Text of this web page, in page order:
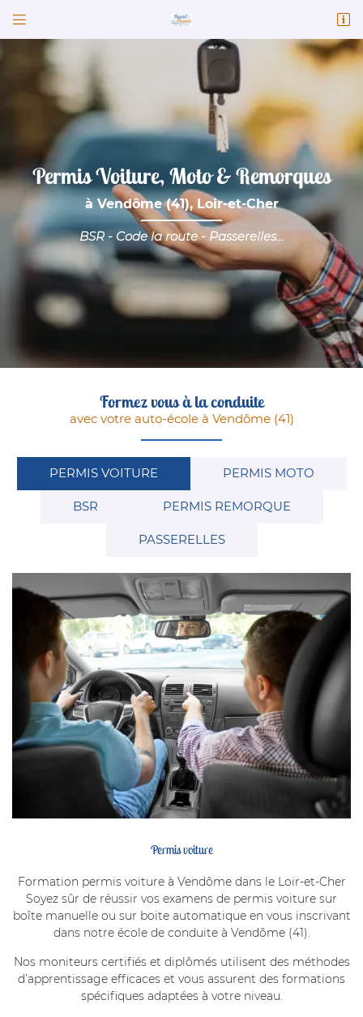
 
41100 Vendôme
02 54 77 30 23
Adresse email de réception
Code Captcha
Rafraîchir le captcha
commerciales à l'adresse email indiqué ci-dessus. Vous pouvez vous désinscrire
Inscription
Permis Voiture, Moto & Remorques
à Vendôme (41), Loir-et-Cher
BSR - Code la route - Passerelles...
Formez vous à la conduite
avec votre auto-école à Vendôme (41)
PERMIS VOITURE PERMIS MOTO
BSR PERMIS REMORQUE
PASSERELLES
Permis voiture
Formation permis voiture à Vendôme dans le Loir-et-Cher
Soyez sûr de réussir vos examens de permis voiture sur
boîte manuelle ou sur boite automatique en vous inscrivant
dans notre école de conduite à Vendôme (41).
Nos moniteurs certifiés et diplômés utilisent des méthodes
d’apprentissage efficaces et vous assurent des formations
spécifiques adaptées à votre niveau.